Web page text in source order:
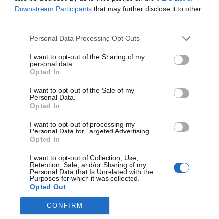
Downstream Participants that may further disclose it to other
Personal Data Processing Opt Outs
I want to opt-out of the Sharing of my
personal data.
Opted In
I want to opt-out of the Sale of my
Personal Data.
Opted In
I want to opt-out of processing my
Personal Data for Targeted Advertising.
Opted In
I want to opt-out of Collection, Use,
Retention, Sale, and/or Sharing of my
Personal Data that Is Unrelated with the
Purposes for which it was collected.
Opted Out
CONFIRM
Ακολουθήστε το Pink.gr στοGoogle News
μάθετε πρώτοιτα πιο hot νέα.
Ακολουθήστε το Pink.gr και στο